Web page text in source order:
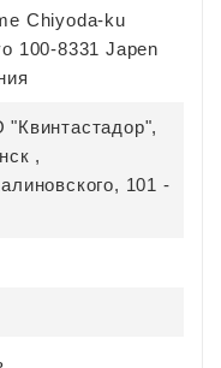
Chiyoda-ku
100-8331 Japen
,
101 -